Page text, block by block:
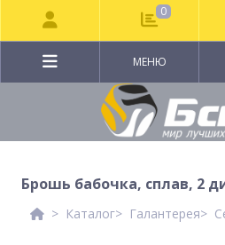
МЕНЮ
Брошь бабочка, сплав, 2
Каталог Галантерея
0